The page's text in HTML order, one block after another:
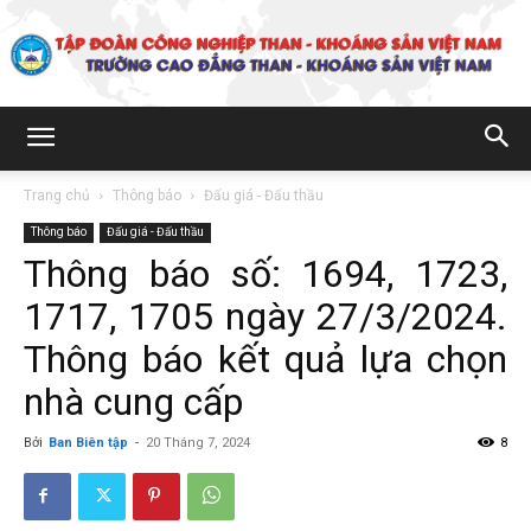
Trường
đẳng
Than
Trang chủ Thông báo Đấu giá - Đấu thầu
Thông báo Đấu giá - Đấu thầu
Thông báo số: 1694, 1723,
1717, 1705 ngày 27/3/2024.
Thông báo kết quả lựa chọn
nhà cung cấp
Bởi Ban Biên tập - 20 Tháng 7, 2024 8